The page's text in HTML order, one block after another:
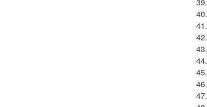
40.
41.
42.
43.
44.
45.
46.
47.